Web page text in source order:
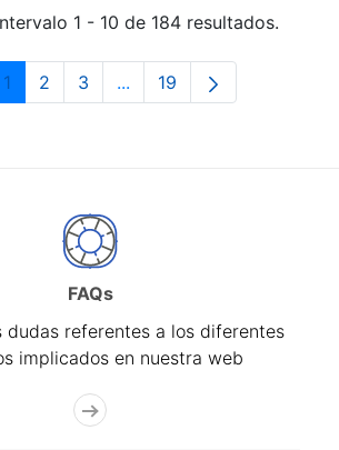
1 - 10 de 184 resultados.
Página
1 Página
2 Página
3 ...Páginas intermedias Use
Página
19
FAQs
dudas referentes a los diferentes
implicados en nuestra web